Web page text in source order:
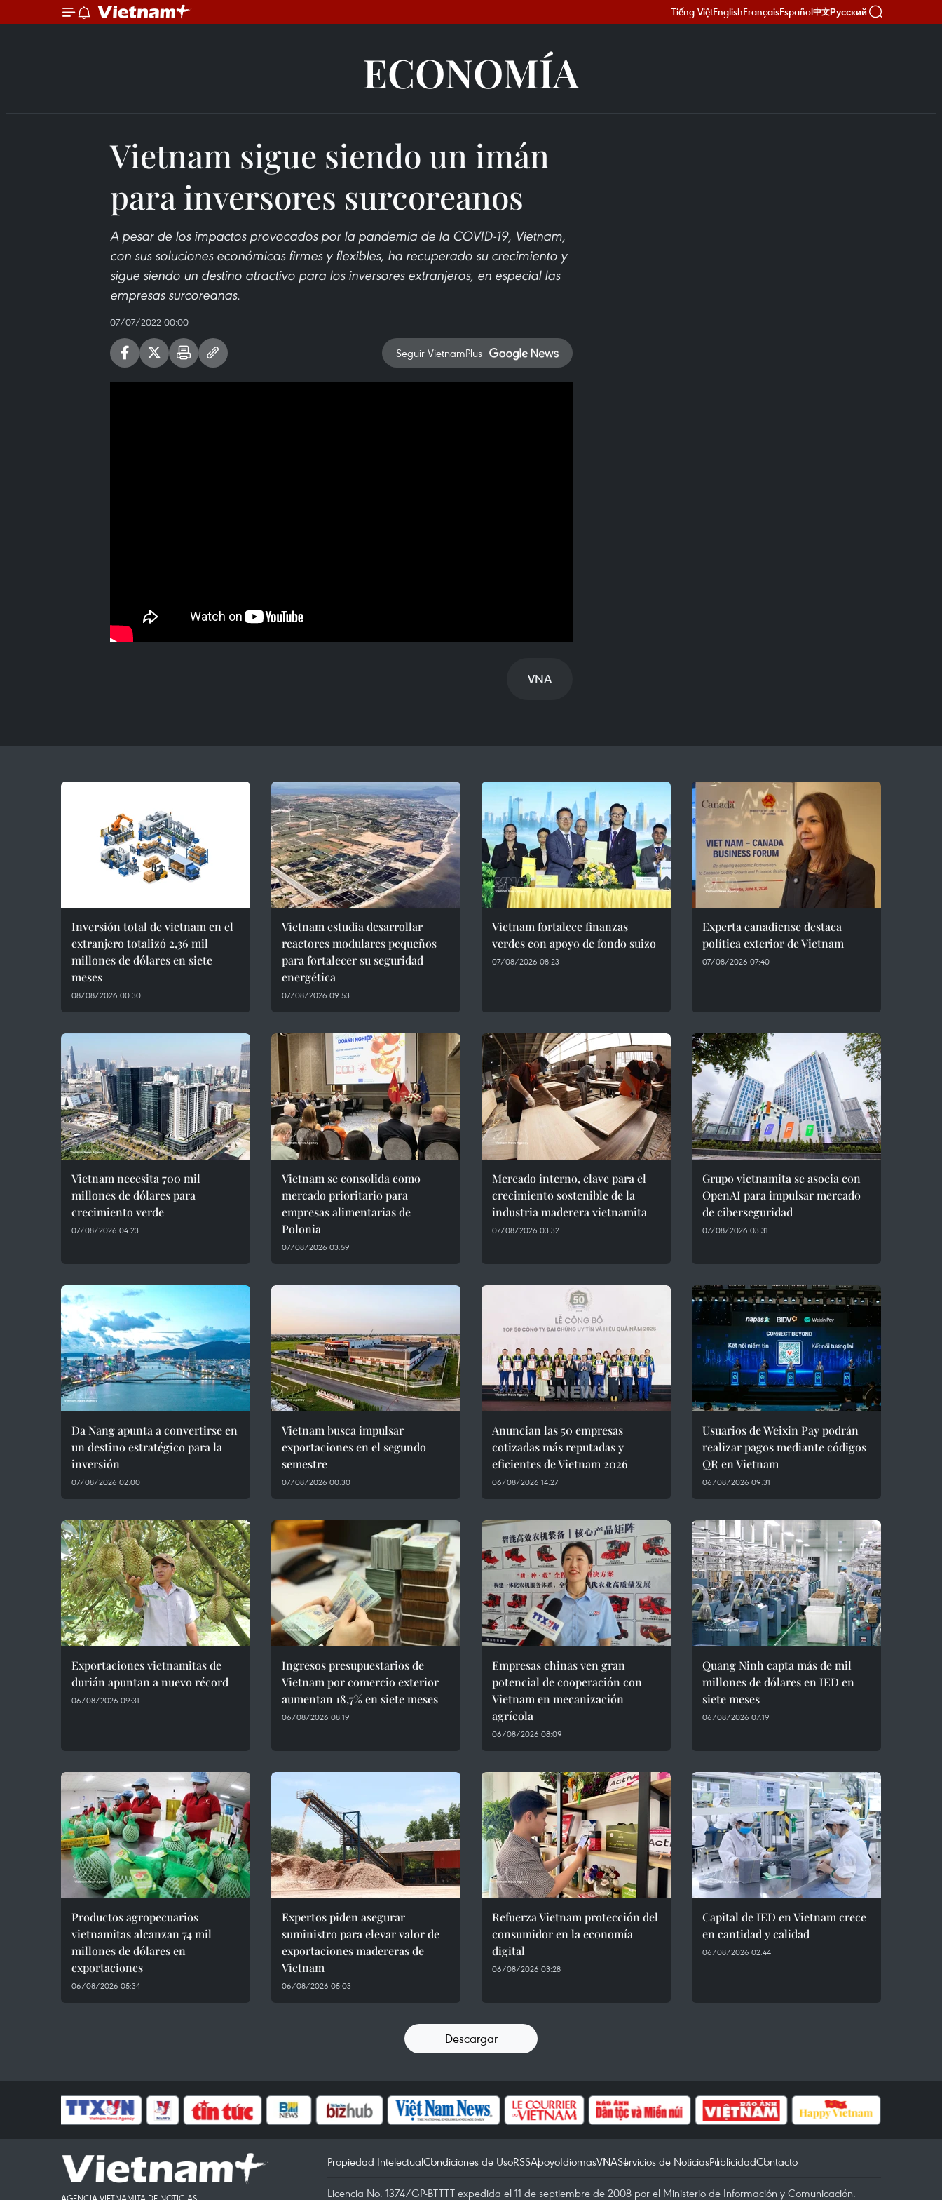
Tiếng ViệtEnglishFrançaisEspañol中文Русский
ECONOMÍA
Vietnam sigue siendo un imán
para inversores surcoreanos
A pesar de los impactos provocados por la pandemia de la COVID-19, Vietnam,
con sus soluciones económicas firmes y flexibles, ha recuperado su crecimiento y
sigue siendo un destino atractivo para los inversores extranjeros, en especial las
empresas surcoreanas.
07/07/2022 00:00
Seguir VietnamPlus
VNA
Inversión total de vietnam en el
extranjero totalizó 2,36 mil
millones de dólares en siete
meses
08/08/2026 00:30
Vietnam estudia desarrollar
reactores modulares pequeños
para fortalecer su seguridad
energética
07/08/2026 09:53
Vietnam fortalece finanzas
verdes con apoyo de fondo suizo
07/08/2026 08:23
Experta canadiense destaca
política exterior de Vietnam
07/08/2026 07:40
Vietnam necesita 700 mil
millones de dólares para
crecimiento verde
07/08/2026 04:23
Vietnam se consolida como
mercado prioritario para
empresas alimentarias de
Polonia
07/08/2026 03:59
Mercado interno, clave para el
crecimiento sostenible de la
industria maderera vietnamita
07/08/2026 03:32
Grupo vietnamita se asocia con
OpenAI para impulsar mercado
de ciberseguridad
07/08/2026 03:31
Da Nang apunta a convertirse en
un destino estratégico para la
inversión
07/08/2026 02:00
Vietnam busca impulsar
exportaciones en el segundo
semestre
07/08/2026 00:30
Anuncian las 50 empresas
cotizadas más reputadas y
eficientes de Vietnam 2026
06/08/2026 14:27
Usuarios de Weixin Pay podrán
realizar pagos mediante códigos
QR en Vietnam
06/08/2026 09:31
Exportaciones vietnamitas de
durián apuntan a nuevo récord
06/08/2026 09:31
Ingresos presupuestarios de
Vietnam por comercio exterior
aumentan 18,7% en siete meses
06/08/2026 08:19
Empresas chinas ven gran
potencial de cooperación con
Vietnam en mecanización
agrícola
06/08/2026 08:09
Quang Ninh capta más de mil
millones de dólares en IED en
siete meses
06/08/2026 07:19
Productos agropecuarios
vietnamitas alcanzan 74 mil
millones de dólares en
exportaciones
06/08/2026 05:34
Expertos piden asegurar
suministro para elevar valor de
exportaciones madereras de
Vietnam
06/08/2026 05:03
Refuerza Vietnam protección del
consumidor en la economía
digital
06/08/2026 03:28
Capital de IED en Vietnam crece
en cantidad y calidad
06/08/2026 02:44
Descargar
Propiedad IntelectualCondiciones de UsoRSSApoyoIdiomasVNAServicios de NoticiasPublicidadContacto
Licencia No. 1374/GP-BTTTT expedida el 11 de septiembre de 2008 por el Ministerio de Información y Comunicación.